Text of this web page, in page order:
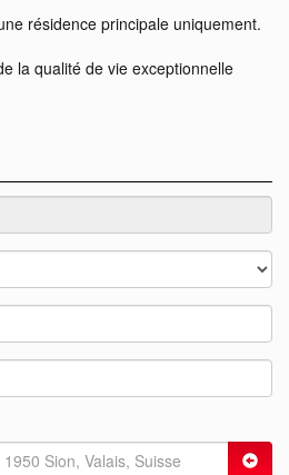
résidence principale uniquement.
la qualité de vie exceptionnelle